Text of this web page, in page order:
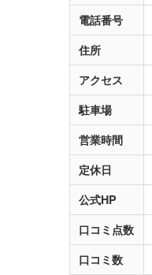
電話番号
住所
アクセス
駐車場
営業時間
定休日
公式HP
口コミ点数
口コミ数